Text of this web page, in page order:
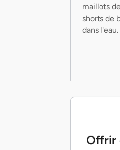
maillots
shorts de
dans
Offrir